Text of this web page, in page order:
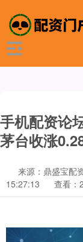
手机配资论
茅台收涨
来源：鼎盛宝配
15:27:13
查看：